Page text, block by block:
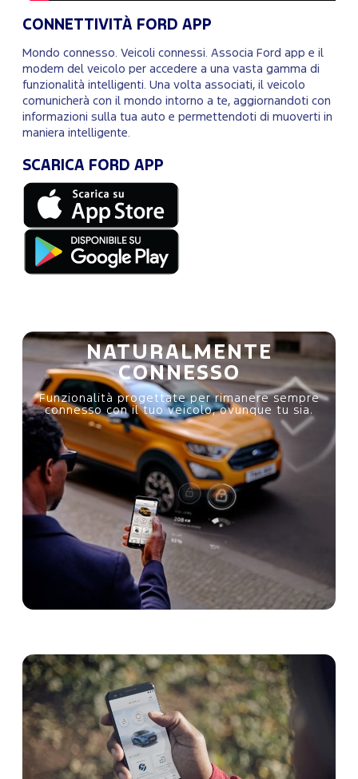
CONNETTIVITÀ FORD APP
Mondo connesso. Veicoli connessi. Associa Ford app e il
modem del veicolo per accedere a una vasta gamma di
funzionalità intelligenti. Una volta associati, il veicolo
comunicherà con il mondo intorno a te, aggiornandoti con
informazioni sulla tua auto e permettendoti di muoverti in
maniera intelligente.
SCARICA FORD APP
NATURALMENTE
CONNESSO
Funzionalità progettate per rimanere sempre
connesso con il tuo veicolo, ovunque tu sia.